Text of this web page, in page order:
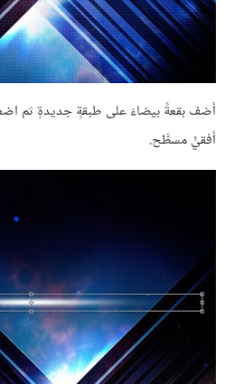
أضف بقعةً بيضاءَ على طبقةٍ جديدةٍ ثم
أفقيٍّ مسطَّح.